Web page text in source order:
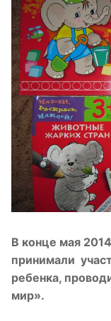
В конце мая
принимали
ребенка,
мир».